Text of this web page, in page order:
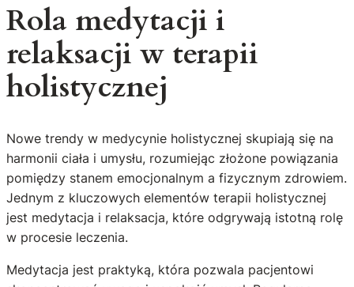
Rola medytacji i
relaksacji w terapii
holistycznej
Nowe trendy w medycynie holistycznej skupiają się na
harmonii ciała i umysłu, rozumiejąc złożone powiązania
pomiędzy stanem emocjonalnym a fizycznym zdrowiem.
Jednym z kluczowych elementów terapii holistycznej
jest medytacja i relaksacja, które odgrywają istotną rolę
w procesie leczenia.
Medytacja jest praktyką, która pozwala pacjentowi